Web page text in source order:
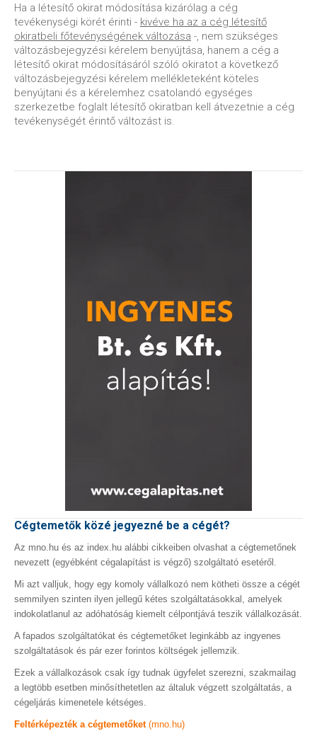
Ha a létesítő okirat módosítása kizárólag a cég
tevékenységi körét érinti - kivéve ha az a cég létesítő
okiratbeli főtevénységének változása -, nem szükséges
változásbejegyzési kérelem benyújtása, hanem a cég a
létesítő okirat módosításáról szóló okiratot a következő
változásbejegyzési kérelem mellékleteként köteles
benyújtani és a kérelemhez csatolandó egységes
szerkezetbe foglalt létesítő okiratban kell átvezetnie a cég
tevékenységét érintő változást is.
Cégtemetők közé jegyezné be a cégét?
Az mno.hu és az index.hu alábbi cikkeiben olvashat a cégtemetőnek
nevezett (egyébként cégalapítást is végző) szolgáltató esetéről.
Mi azt valljuk, hogy egy komoly vállalkozó nem kötheti össze a cégét
semmilyen szinten ilyen jellegű kétes szolgáltatásokkal, amelyek
indokolatlanul az adóhatóság kiemelt célpontjává teszik vállalkozását.
A fapados szolgáltatókat és cégtemetőket leginkább az ingyenes
szolgáltatások és pár ezer forintos költségek jellemzik.
Ezek a vállalkozások csak így tudnak ügyfelet szerezni, szakmailag
a legtöbb esetben minősíthetetlen az általuk végzett szolgáltatás, a
cégeljárás kimenetele kétséges.
Feltérképezték a cégtemetőket (mno.hu)